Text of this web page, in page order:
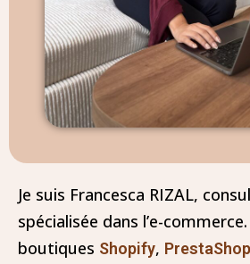
Je suis Francesca RIZAL,
spécialisée dans l’e-
boutiques Shopify, PrestaShop